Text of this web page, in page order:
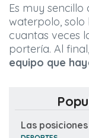
Es muy
waterpolo,
cuantas veces
portería. Al
equipo que
Las